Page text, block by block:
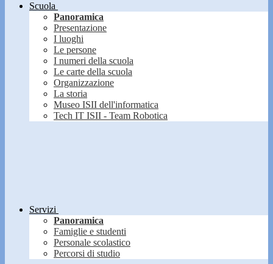
Scuola
Panoramica
Presentazione
I luoghi
Le persone
I numeri della scuola
Le carte della scuola
Organizzazione
La storia
Museo ISII dell'informatica
Tech IT ISII - Team Robotica
Servizi
Panoramica
Famiglie e studenti
Personale scolastico
Percorsi di studio